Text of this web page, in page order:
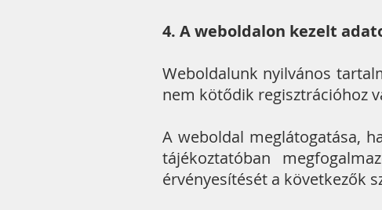
4. A weboldalon kezelt
Weboldalunk nyilvános
nem kötődik regisztrációhoz
A weboldal meglátogatása,
tájékoztatóban
érvényesítését a következők